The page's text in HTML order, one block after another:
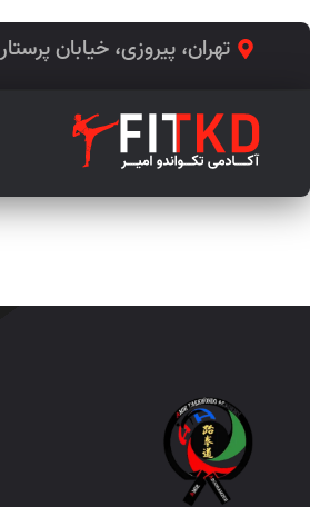
تهران، پیروزی، خیابان پرستار